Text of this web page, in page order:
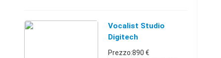
accordi dalla
chitarra.Non c'è nessun
Vocalist Studio
Digitech
Prezzo:890 €